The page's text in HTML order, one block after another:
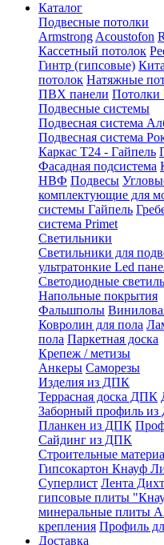
Каталог
Подвесные потолки
Armstrong Acoustofon
Кассетный потолок
Гинтр (гипсовые)
потолок Натяжные
ПВХ панели Потолки
Подвесные системы
Подвесная система
Подвесная система
Каркас Т24 - Гайпель
Фасадная подсистема
НВФ Подвесы
комплектующие для
системы Гайпель
система Primet
Светильники
Светильники для
ультратонкие Led
Светодиодные
Напольные покрытия
Фальшполы
Ковролин для пола
пола Паркетная доска
Крепеж / метизы
Анкеры Саморезы
Изделия из ДПК
Террасная доска ДПК
Заборный профиль
Планкен из ДПК
Сайдинг из ДПК
Строительные
Гипсокартон Кнауф
Суперлист Лента
гипсовые плиты
минеральные
крепления Профиль
Доставка